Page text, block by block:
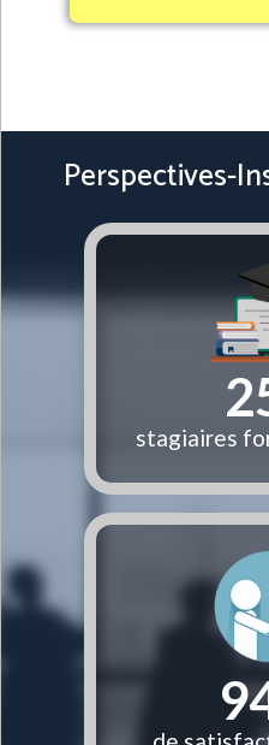
Perspectives-
stagiaires